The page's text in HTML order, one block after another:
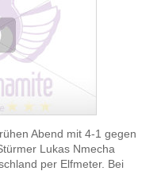
Abend mit 4-1 gegen
Lukas Nmecha
per Elfmeter. Bei